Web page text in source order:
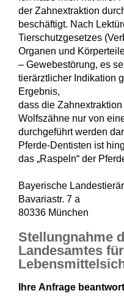
der Zahnextraktion
beschäftigt. Nach
Tierschutzgesetzes
Organen und
– Gewebestörung, es
tierärztlicher Indikation
Ergebnis,
dass die
Wolfszähne nur von
durchgeführt werden
Pferde-Dentisten ist
das „Raspeln“ der
Bayerische
Bavariastr. 7 a
80336 München
Stellungnahme
Landesamtes
Ihre Anfrage